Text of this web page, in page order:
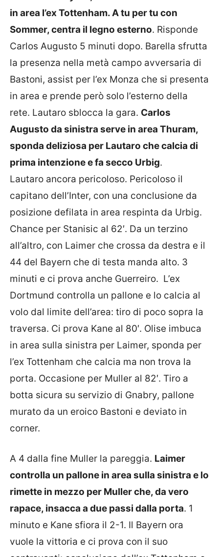
in area l’ex Tottenham. A tu per tu con
Sommer, centra il legno esterno. Risponde
Carlos Augusto 5 minuti dopo. Barella sfrutta
la presenza nella metà campo avversaria di
Bastoni, assist per l’ex Monza che si presenta
in area e prende però solo l’esterno della
rete. Lautaro sblocca la gara. Carlos
Augusto da sinistra serve in area Thuram,
sponda deliziosa per Lautaro che calcia di
prima intenzione e fa secco Urbig.
Lautaro ancora pericoloso. Pericoloso il
capitano dell’Inter, con una conclusione da
posizione defilata in area respinta da Urbig.
Chance per Stanisic al 62′. Da un terzino
all’altro, con Laimer che crossa da destra e il
44 del Bayern che di testa manda alto. 3
minuti e ci prova anche Guerreiro. L’ex
Dortmund controlla un pallone e lo calcia al
volo dal limite dell’area: tiro di poco sopra la
traversa. Ci prova Kane al 80′. Olise imbuca
in area sulla sinistra per Laimer, sponda per
l’ex Tottenham che calcia ma non trova la
porta. Occasione per Muller al 82′. Tiro a
botta sicura su servizio di Gnabry, pallone
murato da un eroico Bastoni e deviato in
corner.
A 4 dalla fine Muller la pareggia. Laimer
controlla un pallone in area sulla sinistra e lo
rimette in mezzo per Muller che, da vero
rapace, insacca a due passi dalla porta. 1
minuto e Kane sfiora il 2-1. Il Bayern ora
vuole la vittoria e ci prova con il suo